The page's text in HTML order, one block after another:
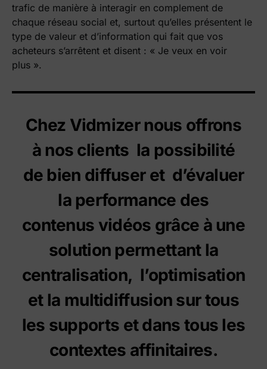
trafic de manière à interagir en complement de
chaque réseau social et, surtout qu’elles présentent le
type de valeur et d’information qui fait que vos
acheteurs s’arrêtent et disent : « Je veux en voir
plus ».
Chez Vidmizer nous offrons
à nos clients la possibilité
de bien diffuser et d’évaluer
la performance des
contenus vidéos grâce à une
solution permettant la
centralisation, l’optimisation
et la multidiffusion sur tous
les supports et dans tous les
contextes affinitaires.